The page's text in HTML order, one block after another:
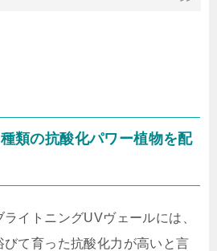
類の抗酸化パワー植物を配
イトニングUVヴェールには、
て育った抗酸化力が高いと言